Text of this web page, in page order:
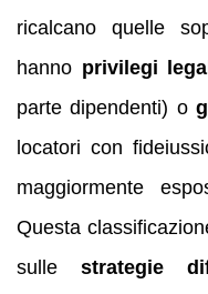
ricalcano quelle
hanno privilegi
parte dipendenti) o
locatori con
maggiormente
Questa
sulle strategie